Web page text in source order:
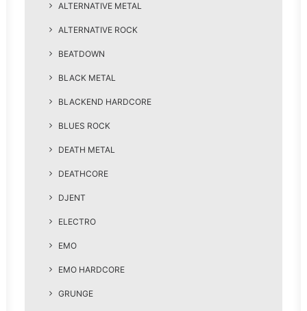
ALTERNATIVE METAL
ALTERNATIVE ROCK
BEATDOWN
BLACK METAL
BLACKEND HARDCORE
BLUES ROCK
DEATH METAL
DEATHCORE
DJENT
ELECTRO
EMO
EMO HARDCORE
GRUNGE